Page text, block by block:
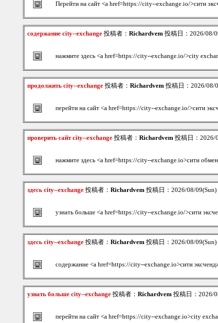
Перейти на сайт <a href=https://city--exchange.io/>сити
содержание city--exchange 投稿者： Richardvem 投稿日：2026/08/
нажмите здесь <a href=https://city--exchange.io/>city
продолжить city--exchange 投稿者： Richardvem 投稿日：2026/08/
перейти на сайт <a href=https://city--exchange.io/>сити
проверить сайт city--exchange 投稿者： Richardvem 投稿日：
нажмите здесь <a href=https://city--exchange.io>сити
здесь city--exchange 投稿者： Richardvem 投稿日：2026/08/
узнать больше <a href=https://city--exchange.io/>сити
здесь city--exchange 投稿者： Richardvem 投稿日：2026/08/
содержание <a href=https://city--exchange.io>сити
узнать больше city--exchange 投稿者： Richardvem 投稿日：2026/
перейти на сайт <a href=https://city--exchange.io>city